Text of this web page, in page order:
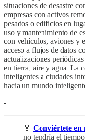
situaciones de desastre
empresas con activos
pesados o edificios en
uso y mantenimiento de
con vehículos, aviones y
acceso a flujos de datos
actualizaciones
en tierra, aire y agua. La
inteligentes a ciudades
hacia un mundo
-
🏅 Conviértete en
no tendría el